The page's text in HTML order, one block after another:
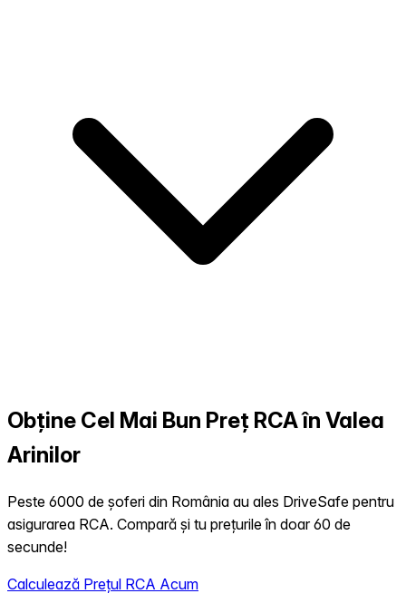
Obține Cel Mai Bun Preț RCA în Valea
Arinilor
Peste 6000 de șoferi din România au ales DriveSafe pentru
asigurarea RCA. Compară și tu prețurile în doar 60 de
secunde!
Calculează Prețul RCA Acum